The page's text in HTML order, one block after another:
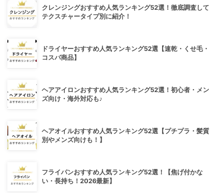
クレンジングおすすめ人気ランキング52選！徹底調査して
テクスチャータイプ別に紹介！
ドライヤーおすすめ人気ランキング52選【速乾・くせ毛・
コスパ商品】
ヘアアイロンおすすめ人気ランキング52選！初心者・メン
ズ向け・海外対応も♪
ヘアオイルおすすめ人気ランキング52選【プチプラ・髪質
別やメンズ向けも！】
フライパンおすすめ人気ランキング52選！【焦げ付かな
い・長持ち！2026最新】